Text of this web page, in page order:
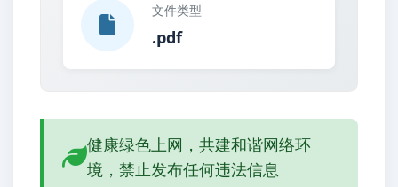
文件类型
.pdf
健康绿色上网，共建和谐网络环
境，禁止发布任何违法信息